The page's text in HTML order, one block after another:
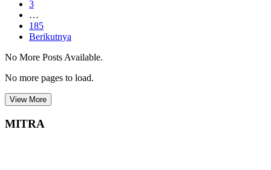
3
…
185
Berikutnya
No More Posts Available.
No more pages to load.
View More
MITRA